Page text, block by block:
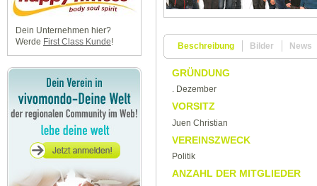
Dein Unternehmen hier?
Werde First Class Kunde! Beschreibung Bilder News
GRÜNDUNG
. Dezember
VORSITZ
Juen Christian
VEREINSZWECK
Politik
ANZAHL DER MITGLIEDER